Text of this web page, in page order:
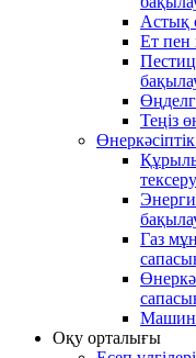
Астық
Ет пен
Теңіз
тексеру
Газ
Оқу орталығы